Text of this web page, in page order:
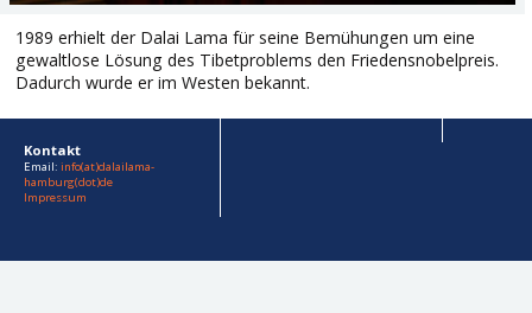
1989 erhielt der Dalai Lama für seine Bemühungen um eine
gewaltlose Lösung des Tibetproblems den Friedensnobelpreis.
Dadurch wurde er im Westen bekannt.
Kontakt
Email: info(at)dalailama-
hamburg(dot)de
Impressum